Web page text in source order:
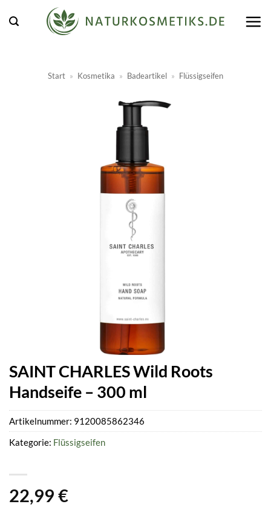
Inhalt
Start » Kosmetika » Badeartikel » Flüssigseifen
SAINT CHARLES Wild Roots
Handseife – 300 ml
22,99 €
Artikelnummer: 9120085862346
Kategorie: Flüssigseifen